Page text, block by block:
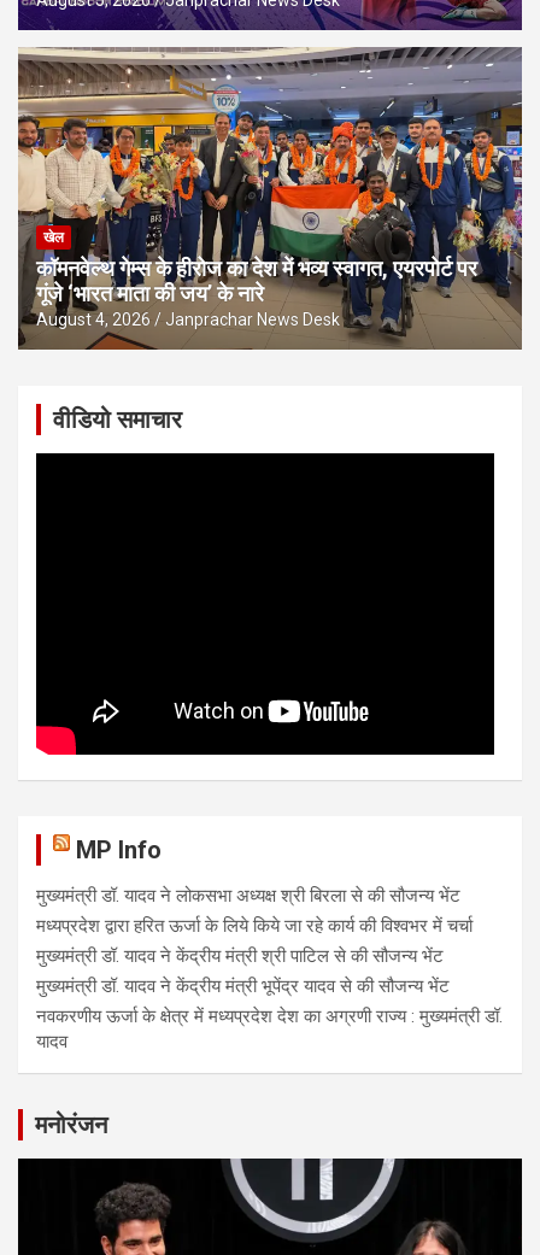
खेल
कॉमनवेल्थ गेम्स के हीरोज का देश में भव्य स्वागत, एयरपोर्ट पर
गूंजे ‘भारत माता की जय’ के नारे
August 4, 2026 Janprachar News Desk
वीडियो समाचार
MP Info
मुख्यमंत्री डॉ. यादव ने लोकसभा अध्यक्ष श्री बिरला से की सौजन्य भेंट
मध्यप्रदेश द्वारा हरित ऊर्जा के लिये किये जा रहे कार्य की विश्वभर में चर्चा
मुख्यमंत्री डॉ. यादव ने केंद्रीय मंत्री श्री पाटिल से की सौजन्य भेंट
मुख्यमंत्री डॉ. यादव ने केंद्रीय मंत्री भूपेंद्र यादव से की सौजन्य भेंट
नवकरणीय ऊर्जा के क्षेत्र में मध्यप्रदेश देश का अग्रणी राज्य : मुख्यमंत्री डॉ.
यादव
मनोरंजन